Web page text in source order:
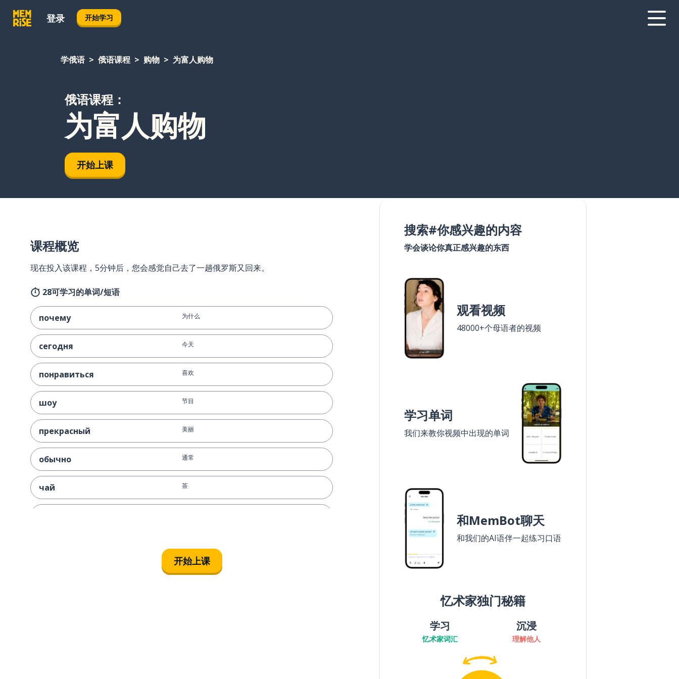
登录 开始学习
学俄语 俄语课程 购物 为富人购物
俄语课程：
为富人购物
开始上课
课程概览
现在投入该课程，5分钟后，您会感觉自己去了一趟俄罗斯又回来。
28可学习的单词/短语
почему 为什么
сегодня 今天
понравиться 喜欢
шоу 节目
прекрасный 美丽
обычно 通常
чай 茶
(成套的) 收藏品；搜集品
开始上课
搜索#你感兴趣的内容
学会谈论你真正感兴趣的东西
观看视频
48000+个母语者的视频
学习单词
我们来教你视频中出现的单词
和MemBot聊天
和我们的AI语伴一起练习口语
忆术家独门秘籍
学习
忆术家词汇
沉浸
理解他人